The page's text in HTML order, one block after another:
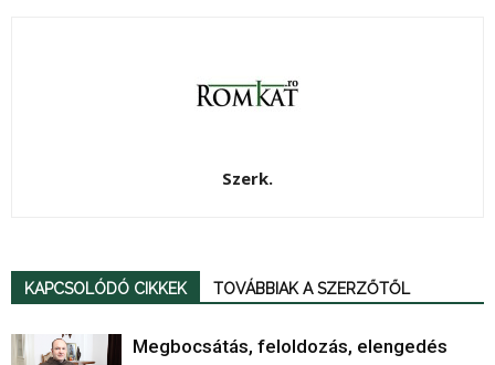
Szerk.
KAPCSOLÓDÓ CIKKEK TOVÁBBIAK A SZERZŐTŐL
Megbocsátás, feloldozás, elengedés